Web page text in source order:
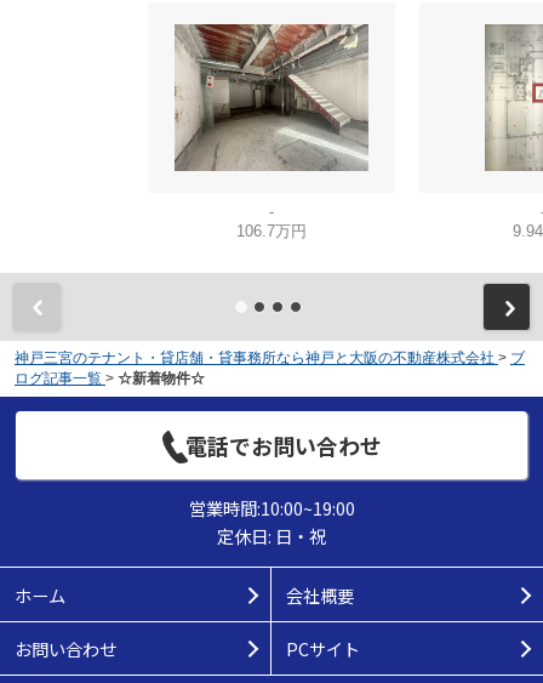
-
106.7万円
神戸三宮のテナント・貸店舗・貸事務所なら神戸と大阪の不動産株式会社 > ブ
ログ記事一覧 > ☆新着物件☆
電話でお問い合わせ
営業時間:10:00~19:00
定休日: 日・祝
ホーム 会社概要
お問い合わせ PCサイト